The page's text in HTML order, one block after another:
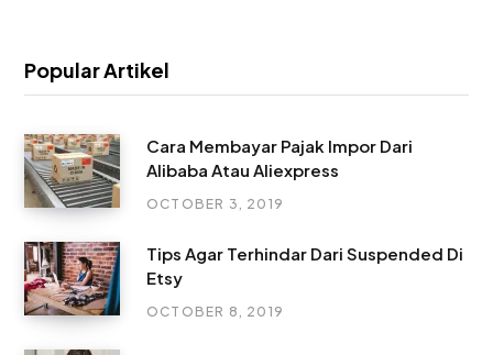
Popular Artikel
Cara Membayar Pajak Impor Dari
Alibaba Atau Aliexpress
OCTOBER 3, 2019
Tips Agar Terhindar Dari Suspended Di
Etsy
OCTOBER 8, 2019